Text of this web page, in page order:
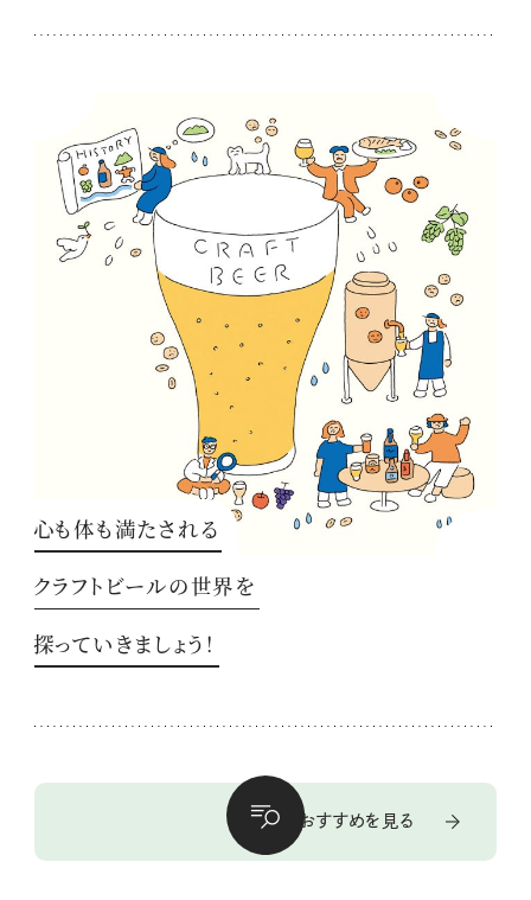
心も体も満たされる
クラフトビールの世界を
探っていきましょう！
季節のおすすめを見る